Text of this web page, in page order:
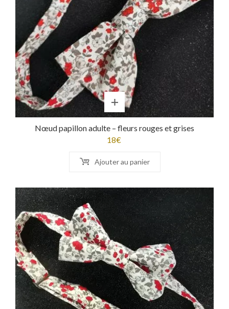
Nœud papillon adulte – fleurs rouges et grises
18€
Ajouter au panier